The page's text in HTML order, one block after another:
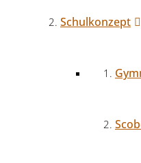
Schulkonzept